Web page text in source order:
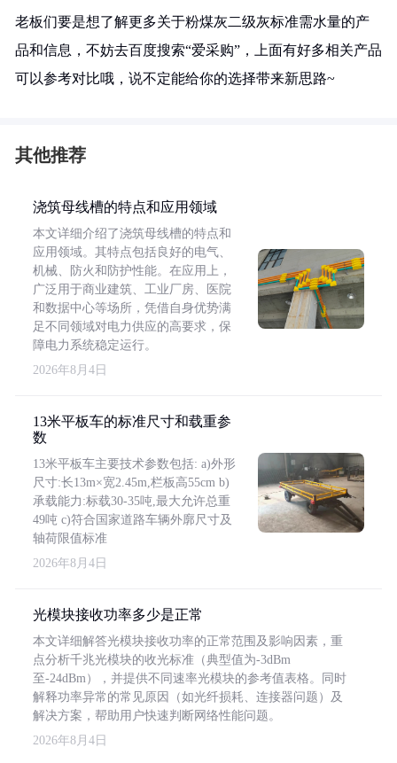
老板们要是想了解更多关于粉煤灰二级灰标准需水量的产
品和信息，不妨去百度搜索“爱采购”，上面有好多相关产品
可以参考对比哦，说不定能给你的选择带来新思路~
其他推荐
浇筑母线槽的特点和应用领域
本文详细介绍了浇筑母线槽的特点和
应用领域。其特点包括良好的电气、
机械、防火和防护性能。在应用上，
广泛用于商业建筑、工业厂房、医院
和数据中心等场所，凭借自身优势满
足不同领域对电力供应的高要求，保
障电力系统稳定运行。
2026年8月4日
13米平板车的标准尺寸和载重参
数
13米平板车主要技术参数包括: a)外形
尺寸:长13m×宽2.45m,栏板高55cm b)
承载能力:标载30-35吨,最大允许总重
49吨 c)符合国家道路车辆外廓尺寸及
轴荷限值标准
2026年8月4日
光模块接收功率多少是正常
本文详细解答光模块接收功率的正常范围及影响因素，重
点分析千兆光模块的收光标准（典型值为-3dBm
至-24dBm），并提供不同速率光模块的参考值表格。同时
解释功率异常的常见原因（如光纤损耗、连接器问题）及
解决方案，帮助用户快速判断网络性能问题。
2026年8月4日